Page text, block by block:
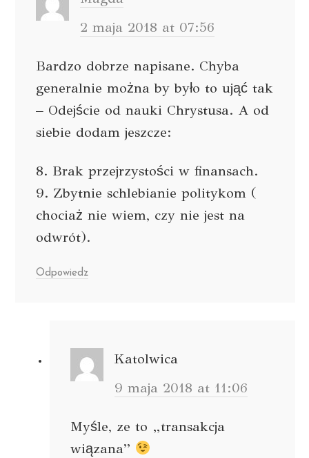
2 maja 2018 at 07:56
Bardzo dobrze napisane. Chyba
generalnie można by było to ująć tak
– Odejście od nauki Chrystusa. A od
siebie dodam jeszcze:
8. Brak przejrzystości w finansach.
9. Zbytnie schlebianie politykom (
chociaż nie wiem, czy nie jest na
odwrót).
Odpowiedz
Katolwica
9 maja 2018 at 11:06
Myśle, ze to „transakcja
wiązana”